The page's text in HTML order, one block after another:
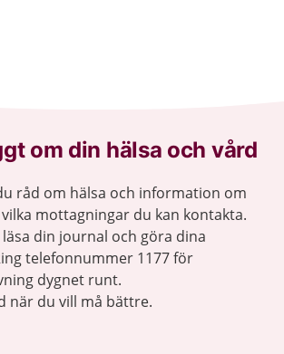
om din hälsa och vård
råd om hälsa och information om
mottagningar du kan kontakta.
din journal och göra dina
telefonnummer 1177 för
dygnet runt.
när du vill må bättre.